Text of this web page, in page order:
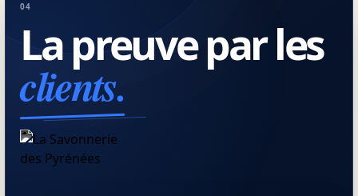
04
La preuve par les
clients.